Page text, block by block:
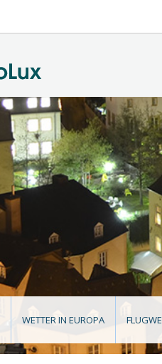
WETTER IN EUROPA